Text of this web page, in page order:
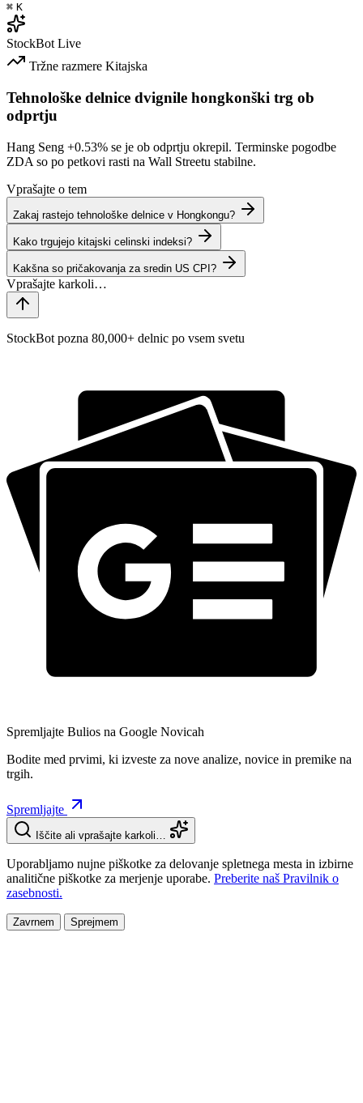
⌘ K
StockBot Live
Tržne razmere Kitajska
Tehnološke delnice dvignile hongkonški trg ob
odprtju
Hang Seng +0.53% se je ob odprtju okrepil. Terminske pogodbe
ZDA so po petkovi rasti na Wall Streetu stabilne.
Vprašajte o tem
Zakaj rastejo tehnološke delnice v Hongkongu?
Kako trgujejo kitajski celinski indeksi?
Kakšna so pričakovanja za sredin US CPI?
StockBot pozna 80,000+ delnic po vsem svetu
Spremljajte Bulios na Google Novicah
Bodite med prvimi, ki izveste za nove analize, novice in premike na
trgih.
Spremljajte
Iščite ali vprašajte karkoli…
Uporabljamo nujne piškotke za delovanje spletnega mesta in izbirne
analitične piškotke za merjenje uporabe. Preberite naš Pravilnik o
zasebnosti.
Zavrnem Sprejmem